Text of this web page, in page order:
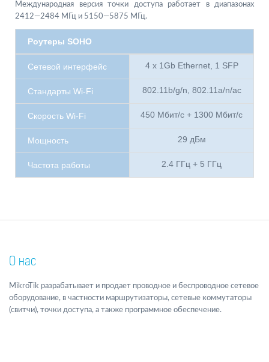
Международная версия точки доступа работает в диапазонах
2412—2484 МГц и 5150—5875 МГц.
Роутеры SOHO
Сетевой интерфейс 4 x 1Gb Ethernet, 1 SFP
Стандарты Wi-Fi 802.11b/g/n, 802.11a/n/ac
Скорость Wi-Fi 450 Мбит/с + 1300 Мбит/с
Мощность 29 дБм
Частота работы 2.4 ГГц + 5 ГГц
О нас
MikroTik разрабатывает и продает проводное и беспроводное сетевое
оборудование, в частности маршрутизаторы, сетевые коммутаторы
(свитчи), точки доступа, а также программное обеспечение.